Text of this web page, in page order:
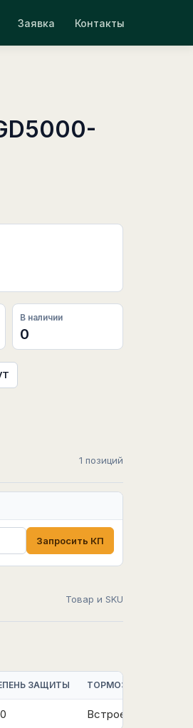
Заявка Контакты
В наличии
0
1 позиций
Запросить КП
Товар и SKU
ЗАЩИТЫ ТОРМОЗНОЙ МОДУЛЬ
Встроенный